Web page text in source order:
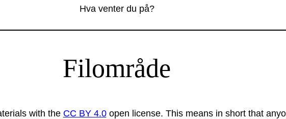
Hva venter du på?
Filområde
with the CC BY 4.0open license. This means in short that